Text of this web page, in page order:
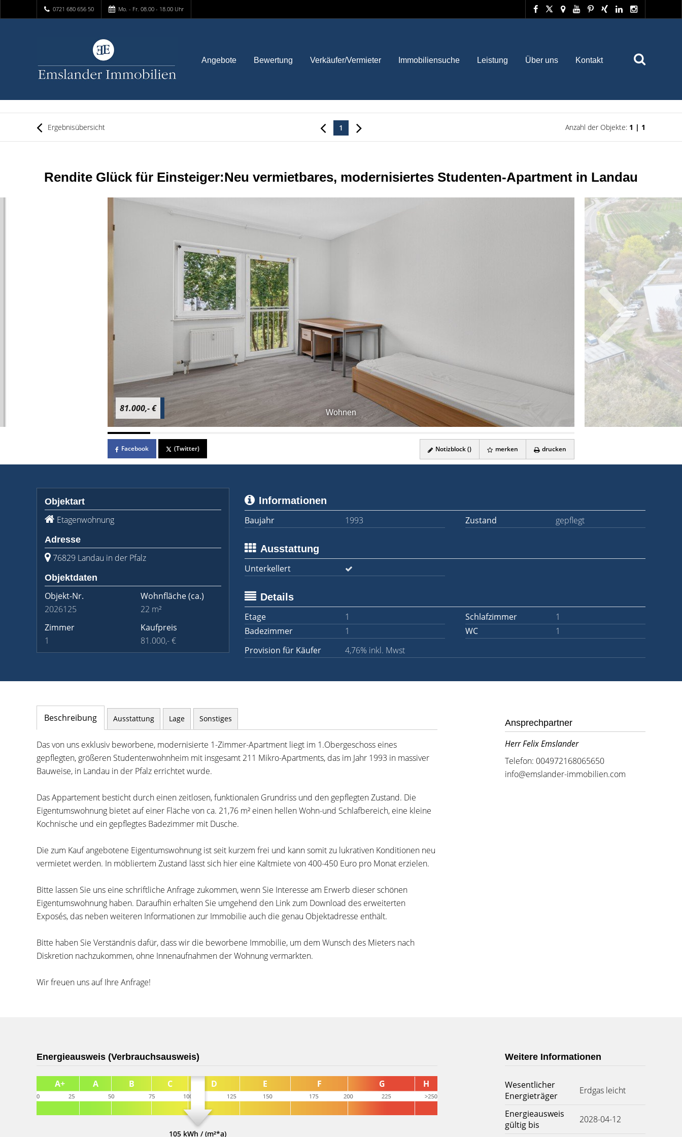
0721 680 656 50 Mo. - Fr. 08.00 - 18.00 Uhr
Angebote Bewertung Verkäufer/Vermieter Immobiliensuche Leistung Über uns Kontakt
Ergebnisübersicht 1 Anzahl der Objekte: 1 | 1
Rendite Glück für Einsteiger:Neu vermietbares, modernisiertes Studenten-Apartment in Landau
Wohnen
81.000,- €
Facebook (Twitter) Notizblock () merken drucken
Objektart
Etagenwohnung
Adresse
76829 Landau in der Pfalz
Objektdaten
Objekt-Nr.
2026125
Wohnfläche(ca.)
22 m²
Zimmer
1
Kaufpreis
81.000,- €
Informationen
Baujahr
1993 Zustand gepflegt
Ausstattung
Unterkellert
Details
Etage
1 Schlafzimmer
1
Badezimmer
1 WC
1
Provision für Käufer
4,76% inkl. Mwst
Beschreibung Ausstattung Lage Sonstiges
Das von uns exklusiv beworbene, modernisierte 1-Zimmer-Apartment liegt im 1.Obergeschoss eines
gepflegten, größeren Studentenwohnheim mit insgesamt 211 Mikro-Apartments, das im Jahr 1993 in massiver
Bauweise, in Landau in der Pfalz errichtet wurde.
Das Appartement besticht durch einen zeitlosen, funktionalen Grundriss und den gepflegten Zustand. Die
Eigentumswohnung bietet auf einer Fläche von ca. 21,76 m² einen hellen Wohn-und Schlafbereich, eine kleine
Kochnische und ein gepflegtes Badezimmer mit Dusche.
Die zum Kauf angebotene Eigentumswohnung ist seit kurzem frei und kann somit zu lukrativen Konditionen neu
vermietet werden. In möbliertem Zustand lässt sich hier eine Kaltmiete von 400-450 Euro pro Monat erzielen.
Bitte lassen Sie uns eine schriftliche Anfrage zukommen, wenn Sie Interesse am Erwerb dieser schönen
Eigentumswohnung haben. Daraufhin erhalten Sie umgehend den Link zum Download des erweiterten
Exposés, das neben weiteren Informationen zur Immobilie auch die genau Objektadresse enthält.
Bitte haben Sie Verständnis dafür, dass wir die beworbene Immobilie, um dem Wunsch des Mieters nach
Diskretion nachzukommen, ohne Innenaufnahmen der Wohnung vermarkten.
Wir freuen uns auf Ihre Anfrage!
Ansprechpartner
Herr Felix Emslander
Telefon: 004972168065650
info@emslander-immobilien.com
Energieausweis (Verbrauchsausweis)
105 kWh / (m²*a)
Weitere Informationen
Wesentlicher
Energieträger
Erdgas leicht
Energieausweis
gültig bis
2028-04-12